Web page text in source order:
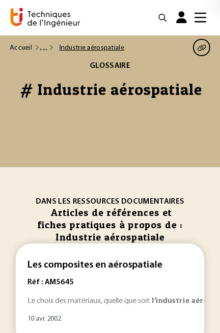
Accueil Industrie aérospatiale
GLOSSAIRE
# Industrie aérospatiale
DANS LES RESSOURCES DOCUMENTAIRES
Articles de références et
fiches pratiques à propos de :
Industrie aérospatiale
Les composites en aérospatiale
Réf : AM5645
Le choix des matériaux, quelle que soit l’industrie
10 avr. 2002